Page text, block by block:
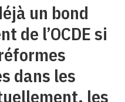
un bond
de l’OCDE si
dans les
les